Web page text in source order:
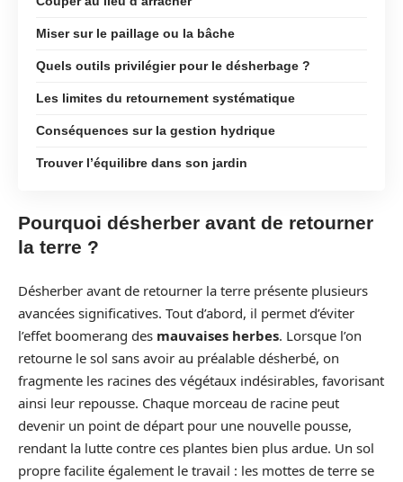
Miser sur le paillage ou la bâche
Quels outils privilégier pour le désherbage ?
Les limites du retournement systématique
Conséquences sur la gestion hydrique
Trouver l’équilibre dans son jardin
Pourquoi désherber avant de retourner
la terre ?
Désherber avant de retourner la terre présente plusieurs
avancées significatives. Tout d’abord, il permet d’éviter
l’effet boomerang des mauvaises herbes. Lorsque l’on
retourne le sol sans avoir au préalable désherbé, on
fragmente les racines des végétaux indésirables, favorisant
ainsi leur repousse. Chaque morceau de racine peut
devenir un point de départ pour une nouvelle pousse,
rendant la lutte contre ces plantes bien plus ardue. Un sol
propre facilite également le travail : les mottes de terre se